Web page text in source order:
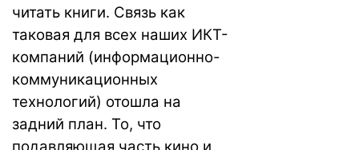
читать книги. Связь как
таковая для всех наших ИКТ-
компаний (информационно-
коммуникационных
технологий) отошла на
задний план. То, что